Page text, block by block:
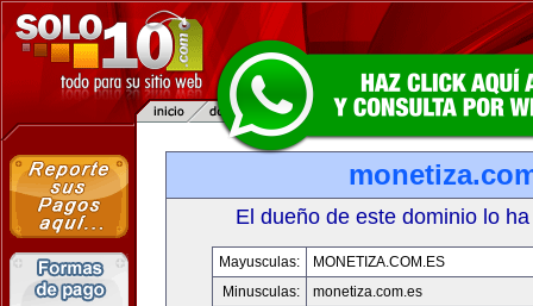
El dueño de este dominio lo
Mayusculas:
MONETIZA.COM.ES
Minusculas:
monetiza.com.es